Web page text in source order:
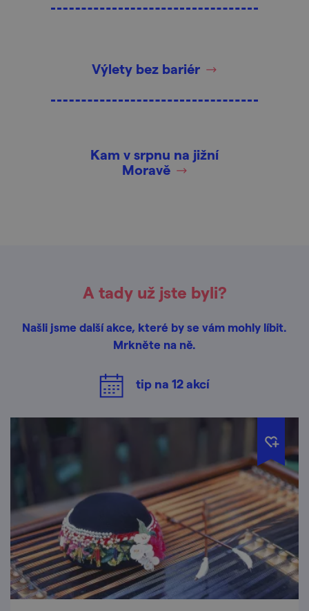
Výlety bez bariér
Kam v srpnu na jižní
Moravě
A tady už jste byli?
Našli jsme další akce, které by se vám mohly líbit.
Mrkněte na ně.
tip na 12akcí